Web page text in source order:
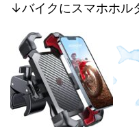
↓バイクにスマホホル